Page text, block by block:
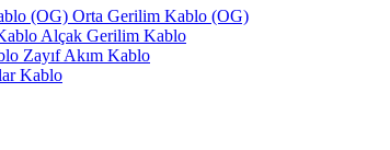
Orta Gerilim Kablo (OG)
Alçak Gerilim Kablo
Zayıf Akım Kablo
Kablo